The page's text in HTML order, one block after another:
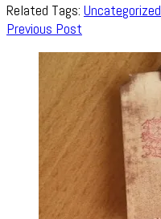
Related Tags: Uncategorized
Post
Previous Post